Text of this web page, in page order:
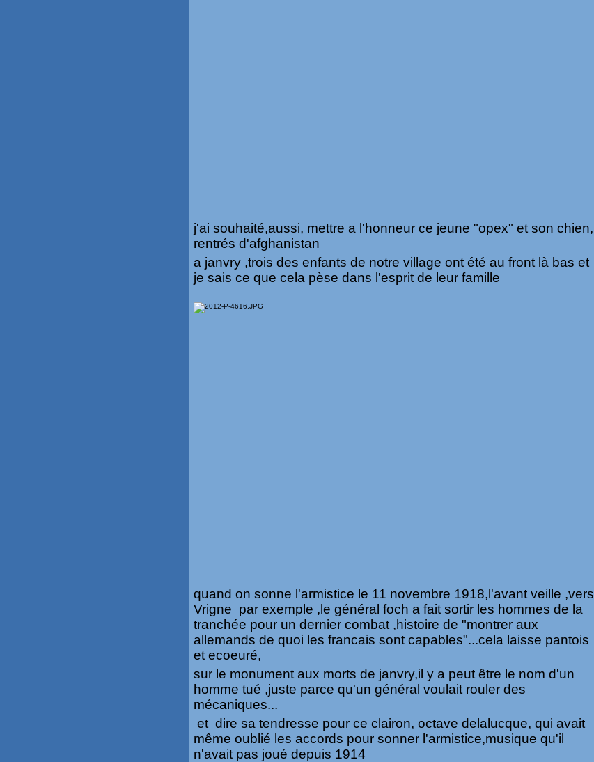
j'ai souhaité,aussi, mettre a l'honneur ce jeune "opex" et son chien,
rentrés d'afghanistan
a janvry ,trois des enfants de notre village ont été au front là bas et
je sais ce que cela pèse dans l'esprit de leur famille
quand on sonne l'armistice le 11 novembre 1918,l'avant veille ,vers
Vrigne par exemple ,le général foch a fait sortir les hommes de la
tranchée pour un dernier combat ,histoire de "montrer aux
allemands de quoi les francais sont capables"...cela laisse pantois
et ecoeuré,
sur le monument aux morts de janvry,il y a peut être le nom d'un
homme tué ,juste parce qu'un général voulait rouler des
mécaniques...
et dire sa tendresse pour ce clairon, octave delalucque, qui avait
même oublié les accords pour sonner l'armistice,musique qu'il
n'avait pas joué depuis 1914